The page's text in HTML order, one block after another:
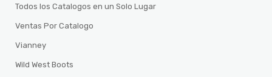
Todos los Catalogos en un Solo Lugar
Ventas Por Catalogo
Vianney
Wild West Boots